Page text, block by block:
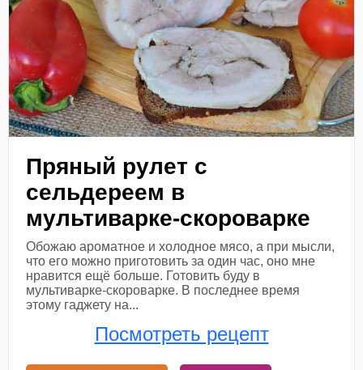
Пряный рулет с
сельдереем в
мультиварке-скороварке
Обожаю ароматное и холодное мясо, а при мысли,
что его можно приготовить за один час, оно мне
нравится ещё больше. Готовить буду в
мультиварке-скороварке. В последнее время
этому гаджету на...
Посмотреть рецепт